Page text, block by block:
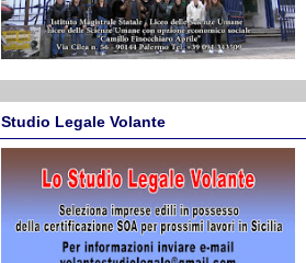
Studio Legale Volante